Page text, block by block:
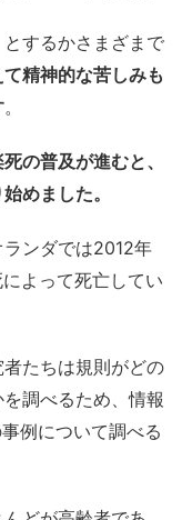
するかさまざまで
精神的な苦しみも
。
の普及が進むと、
めました。
ンダでは2012年
よって死亡してい
たちは規則がどの
調べるため、情報
例について調べる